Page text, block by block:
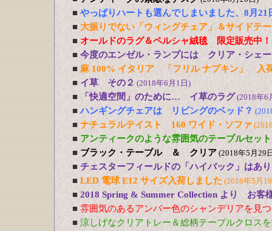
■ やっぱりハートも選んでしまいました、8月21
■ 大振りでない「ウィングチェア」＆サイドテ
■ オールドのラグ＆ペルシャ絨毯 限定販売中！
■ 今度のエンゼル・ランプには クリア・シェ
■ 麻 100% イタリア 「フリル ナプキン」 入
■ イ草 その２ (2018年6月1日)
■ 「快適空間」のために… イ草のラグ (2018年6
■ ハンギングチェアは リビングのベッド？
■ ナチュラルテイスト 160 ワイド・ソファ
■ アンティークのような雰囲気のテーブルセット
■ ブラック・テーブル ＆ クリア (2018年5月29
■ チェスターフィールドの「ハイバック」はあ
■ LED 電球 E12 サイズ入荷しました (2018年5月
■ 2018 Spring & Summer Collection より お客
■ 雰囲気のあるアンバー色のシャンデリアを見
■ 涼しげなクリアトレー＆総柄テーブルクロス